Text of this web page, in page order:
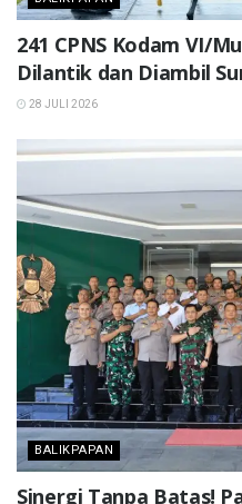
241 CPNS Kodam VI/
Dilantik dan Diambil
28 JULI 2026
BALIKPAPAN
Sinergi Tanpa Batas!